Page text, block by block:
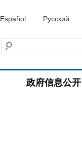
Español Русский
政府信息公开